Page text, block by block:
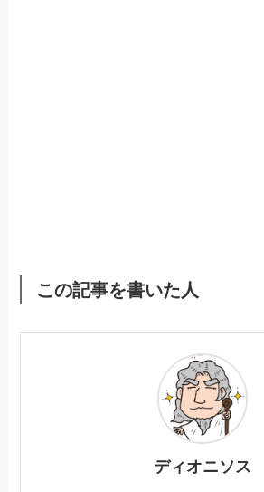
この記事を書いた人
ディオニソス